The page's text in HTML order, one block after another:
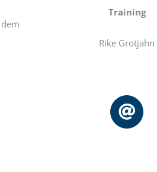
Training
Rike Grotjahn